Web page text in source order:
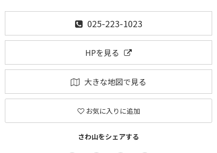
025-223-1023
HPを見る
大きな地図で見る
お気に入りに追加
さわ山をシェアする